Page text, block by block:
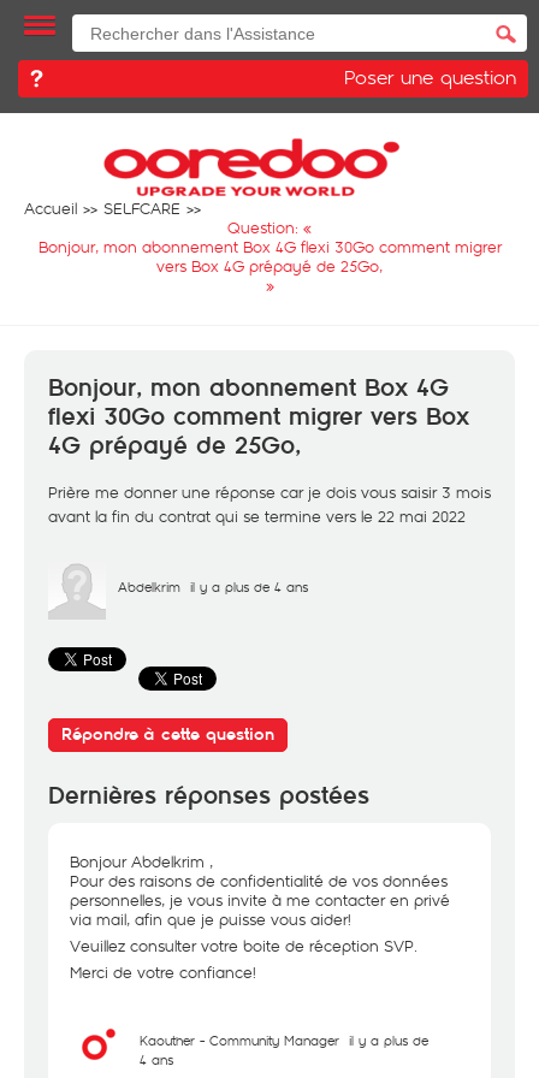
Poser une question
Accueil
SELFCARE
Question: «
Bonjour, mon abonnement Box 4G flexi 30Go comment migrer
vers Box 4G prépayé de 25Go,
»
Bonjour, mon abonnement Box 4G
flexi 30Go comment migrer vers Box
4G prépayé de 25Go,
Prière me donner une réponse car je dois vous saisir 3 mois
avant la fin du contrat qui se termine vers le 22 mai 2022
Abdelkrim il y a plus de 4 ans
Répondre à cette question
Dernières réponses postées
Bonjour Abdelkrim ,
Pour des raisons de confidentialité de vos données
personnelles, je vous invite à me contacter en privé
via mail, afin que je puisse vous aider!
Veuillez consulter votre boite de réception SVP.
Merci de votre confiance!
Kaouther - Community Manager il y a plus de
4 ans